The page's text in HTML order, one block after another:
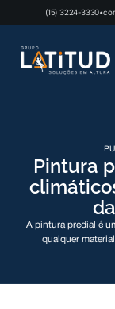
(15) 3224-3330•
Pintura
A pintura predial é
qualquer